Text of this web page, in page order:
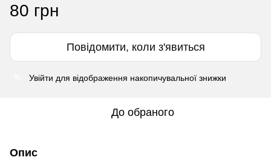
80 грн
Повідомити, коли з'явиться
Увійти для відображення накопичувальної знижки
До обраного
Опис